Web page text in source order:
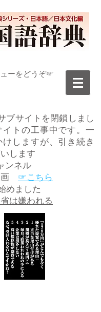
ーをどうぞ☞
ブサイトを閉鎖しまし
トの工事中です。一
しますが、引き続き
します
ンネル
☞こちら
めました
は嫌われる